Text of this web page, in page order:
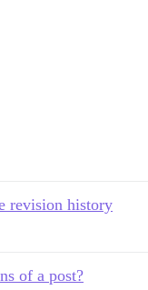
revision history
of a post?